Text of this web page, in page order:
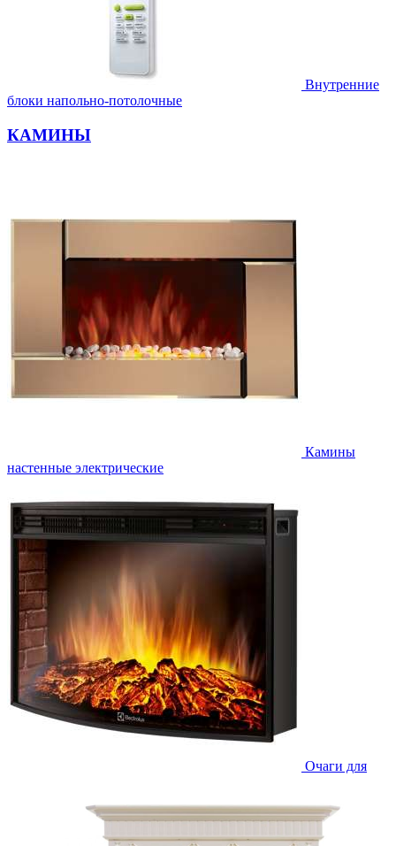
Внутренние
блоки напольно-потолочные
КАМИНЫ
Камины
настенные электрические
Очаги для